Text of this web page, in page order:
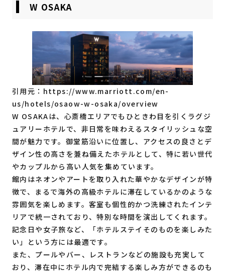
W OSAKA
引用元： https://www.marriott.com/en-
us/hotels/osaow-w-osaka/overview
W OSAKAは、心斎橋エリアでもひときわ目を引くラグジ
ュアリーホテルで、非日常を味わえるスタイリッシュな空
間が魅力です。御堂筋沿いに位置し、アクセスの良さとデ
ザイン性の高さを兼ね備えたホテルとして、特に若い世代
やカップルから高い人気を集めています。
館内はネオンやアートを取り入れた華やかなデザインが特
徴で、まるで海外の高級ホテルに滞在しているかのような
雰囲気を楽しめます。客室も個性的かつ洗練されたインテ
リアで統一されており、特別な時間を演出してくれます。
記念日や女子旅など、「ホテルステイそのものを楽しみた
い」という方には最適です。
また、プールやバー、レストランなどの施設も充実して
おり、滞在中にホテル内で完結する楽しみ方ができるのも